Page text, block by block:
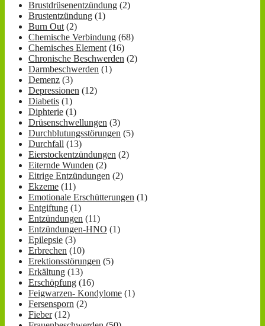
Brustdrüsenentzündung (2)
Brustentzündung (1)
Burn Out(2)
Chemische Verbindung (68)
Chemisches Element(16)
Chronische Beschwerden (2)
Darmbeschwerden (1)
Demenz (3)
Depressionen (12)
Diabetis (1)
Diphterie (1)
Drüsenschwellungen (3)
Durchblutungsstörungen (5)
Durchfall (13)
Eierstockentzündungen (2)
Eiternde Wunden (2)
Eitrige Entzündungen (2)
Ekzeme (11)
Emotionale Erschütterungen (1)
Entgiftung (1)
Entzündungen (11)
Entzündungen-HNO (1)
Epilepsie (3)
Erbrechen (10)
Erektionsstörungen (5)
Erkältung (13)
Erschöpfung (16)
Feigwarzen- Kondylome (1)
Fersensporn (2)
Fieber(12)